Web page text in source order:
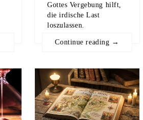
Gottes Vergebung hilft,
die irdische Last
loszulassen.
Continue reading →